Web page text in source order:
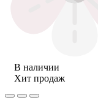
В наличии
Хит продаж